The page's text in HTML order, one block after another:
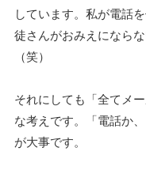
しています。私が電話
徒さんがおみえになら
（笑）
それにしても「全てメ
な考えです。「電話か
が大事です。